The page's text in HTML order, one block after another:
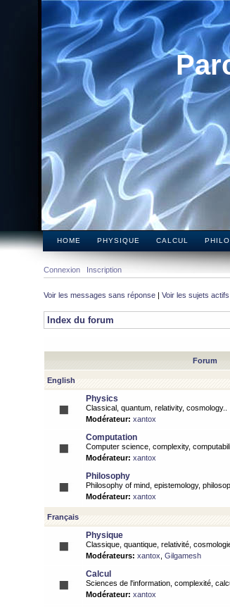
HOME PHYSIQUE CALCUL
Connexion Inscription
Voir les messages sans réponse | Voir les sujets actifs
Index du forum
Forum
English
Physics
Classical, quantum, relativity, cosmology..
Modérateur: xantox
Computation
Computer science, complexity,
Modérateur: xantox
Philosophy
Philosophy of mind, epistemology,
Modérateur: xantox
Français
Physique
Classique, quantique, relativité,
Modérateurs: xantox Gilgamesh
Calcul
Sciences de l'information, complexité,
Modérateur: xantox